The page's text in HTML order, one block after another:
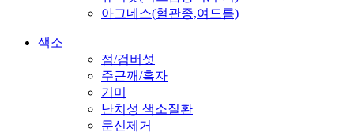
아그네스(혈관종,여드름)
색소
점/검버섯
주근깨/흑자
기미
난치성 색소질환
문신제거